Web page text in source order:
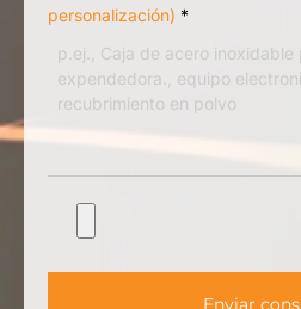
Mensaje ：(Díganos sus
escenarios de aplicación, y
personalización)
*